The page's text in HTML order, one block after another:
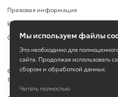
Правовая информация
Изменить настройку cookies
Сбросить cookie
© 2026ООО "Медведь Премиум", ИНН
1182468044945
Мы используем файлы
Это необходимо для
сайта. Продолжая использовать
сбором и обработкой данных.
Читать полностью